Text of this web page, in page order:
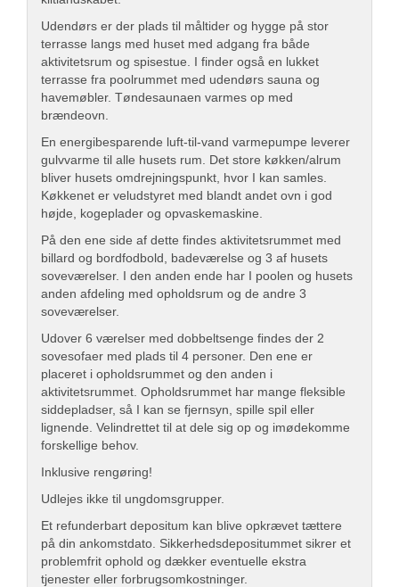
Udendørs er der plads til måltider og hygge på stor
terrasse langs med huset med adgang fra både
aktivitetsrum og spisestue. I finder også en lukket
terrasse fra poolrummet med udendørs sauna og
havemøbler. Tøndesaunaen varmes op med
brændeovn.
En energibesparende luft-til-vand varmepumpe leverer
gulvvarme til alle husets rum. Det store køkken/alrum
bliver husets omdrejningspunkt, hvor I kan samles.
Køkkenet er veludstyret med blandt andet ovn i god
højde, kogeplader og opvaskemaskine.
På den ene side af dette findes aktivitetsrummet med
billard og bordfodbold, badeværelse og 3 af husets
soveværelser. I den anden ende har I poolen og husets
anden afdeling med opholdsrum og de andre 3
soveværelser.
Udover 6 værelser med dobbeltsenge findes der 2
sovesofaer med plads til 4 personer. Den ene er
placeret i opholdsrummet og den anden i
aktivitetsrummet. Opholdsrummet har mange fleksible
siddepladser, så I kan se fjernsyn, spille spil eller
lignende. Velindrettet til at dele sig op og imødekomme
forskellige behov.
Inklusive rengøring!
Udlejes ikke til ungdomsgrupper.
Et refunderbart depositum kan blive opkrævet tættere
på din ankomstdato. Sikkerhedsdepositummet sikrer et
problemfrit ophold og dækker eventuelle ekstra
tjenester eller forbrugsomkostninger.